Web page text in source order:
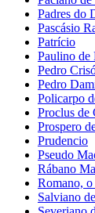
Padres do
Pascásio
Patrício
Paulino de
Pedro
Pedro
Policarpo
Proclus de
Prospero
Prudencio
Pseudo
Rábano
Romano,
Salviano